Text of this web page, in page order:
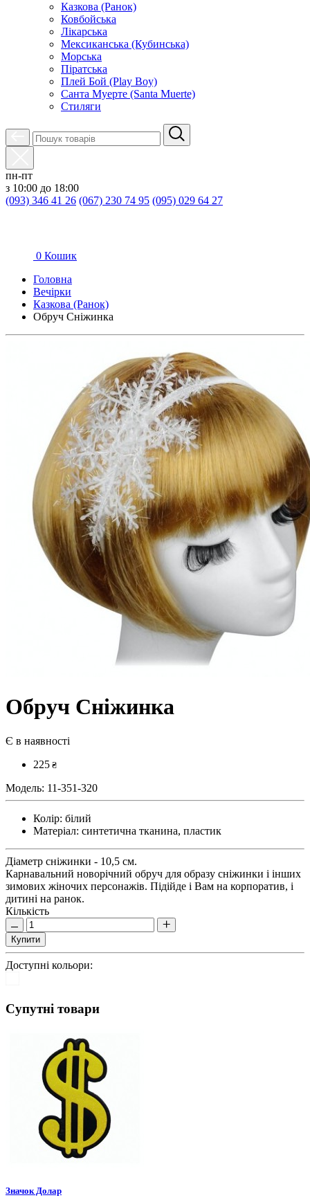
Казкова (Ранок)
Ковбойська
Лікарська
Мексиканська (Кубинська)
Морська
Піратська
Плей Бой (Play Boy)
Санта Муерте (Santa Muerte)
Стиляги
пн-пт
з 10:00 до 18:00
(093) 346 41 26 (067) 230 74 95 (095) 029 64 27
0 Кошик
Головна
Вечірки
Казкова (Ранок)
Обруч Сніжинка
Обруч Сніжинка
Є в наявності
225 ₴
Модель: 11-351-320
Колір: білий
Матеріал: синтетична тканина, пластик
Діаметр сніжинки - 10,5 см.
Карнавальний новорічний обруч для образу сніжинки і інших
зимових жіночих персонажів. Підійде і Вам на корпоратив, і
дитині на ранок.
Кількість
Купити
Доступні кольори:
Супутні товари
Значок Долар